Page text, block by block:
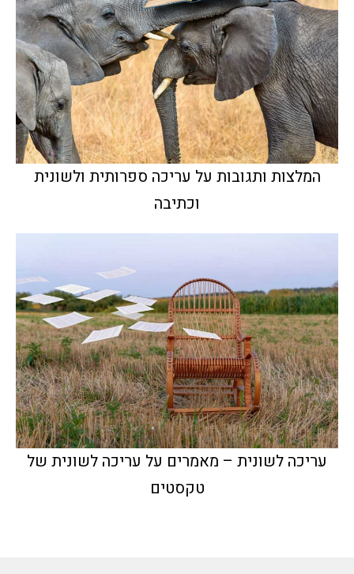
המלצות ותגובות על עריכה ספרותית ולשונית
וכתיבה
עריכה לשונית – מאמרים על עריכה לשונית של
טקסטים